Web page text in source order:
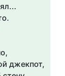
джекпот,